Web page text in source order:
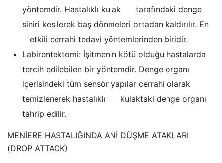
yöntemdir. Hastalıklı kulak tarafındaki denge
siniri kesilerek baş dönmeleri ortadan kaldırılır. En
etkili cerrahi tedavi yöntemlerinden biridir.
Labirentektomi: İşitmenin kötü olduğu hastalarda
tercih edilebilen bir yöntemdir. Denge organı
içerisindeki tüm sensör yapılar cerrahi olarak
temizlenerek hastalıklı kulaktaki denge organı
tahrip edilir.
MENİERE HASTALIĞINDA ANİ DÜŞME ATAKLARI
(DROP ATTACK)